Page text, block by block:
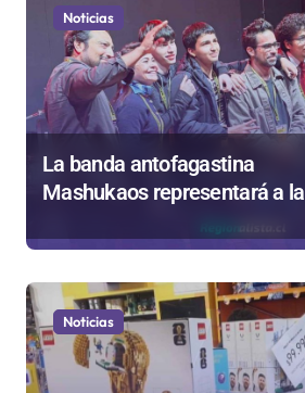
Noticias
La banda antofagastina
Mashukaos representará a la
de Valparaíso
Noticias